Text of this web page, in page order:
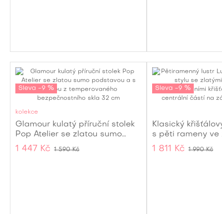
Sleva -9 %
kolekce
Glamour kulatý příruční stolek
Pop Atelier se zlatou sumo
podstavou a s deskou z
1 447 Kč 1 590 Kč
Sleva -9 %
Klasický
s pěti rameny
40 cm
1 811 Kč 1 990 Kč